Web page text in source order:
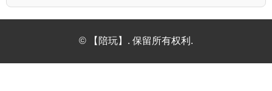
© 【陪玩】. 保留所有权利.